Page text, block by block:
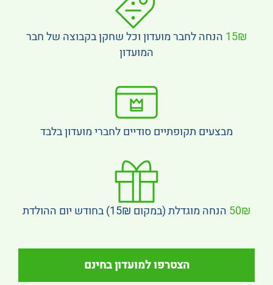
15₪ הנחה לחבר מועדון וכל שחקן בקבוצה של חבר
המועדון
מבצעים תקופתיים סודיים לחברי מועדון בלבד
50₪ הנחה מוגדלת (במקום 15₪) בחודש יום ההולדת
הצטרפו למועדון בחינם